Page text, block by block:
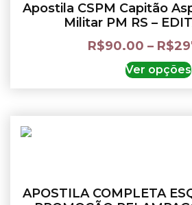
Apostila CSPM Capitão
Militar PM RS –
R$90.00 – R$
Ver opções
APOSTILA COMPLETA